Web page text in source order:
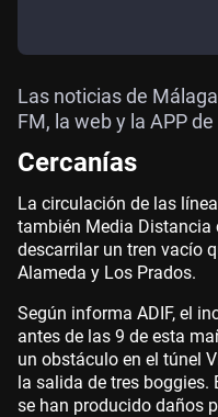
Las noticias de
FM, la web y la APP
Cercanías
La circulación de las
también Media
descarrilar un tren vacío
Alameda y Los Prados.
Según informa ADIF, el
antes de las 9 de esta
un obstáculo en el túnel
la salida de tres boggies.
se han producido daños